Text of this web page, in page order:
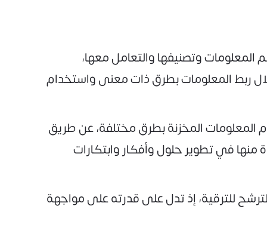
وتصنيفها والتعامل معها،
ربط المعلومات بطرق ذات معنى واستخدام
المعلومات المخزنة بطرق مختلفة، عن طريق
منها في تطوير حلول وأفكار وابتكارات
للترقية، إذ تدل على قدرته على مواجهة